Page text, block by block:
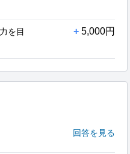
を目 + 5,000円
回答を見る